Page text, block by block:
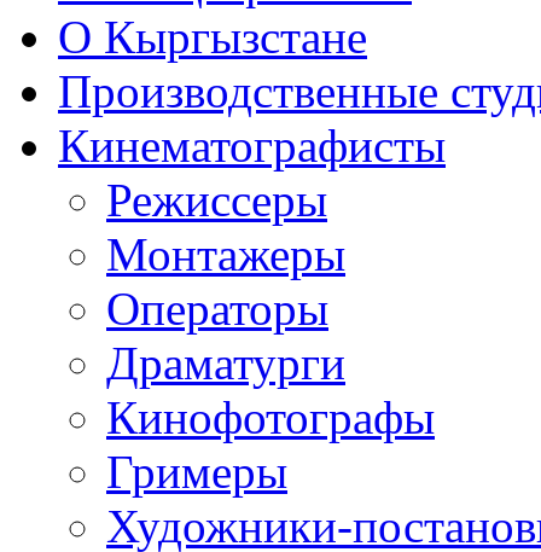
О Кыргызстане
Производственные
Кинематографисты
Режиссеры
Монтажеры
Операторы
Драматурги
Кинофотографы
Гримеры
Художники-